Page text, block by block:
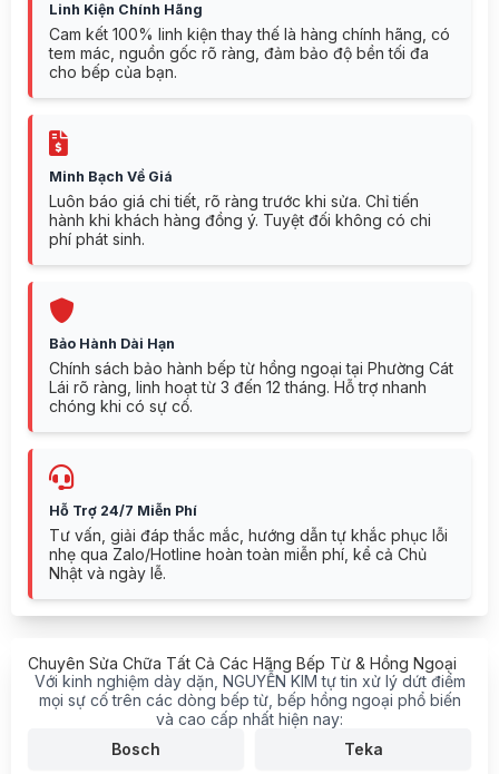
Linh Kiện Chính Hãng
Cam kết 100% linh kiện thay thế là hàng chính hãng, có
tem mác, nguồn gốc rõ ràng, đảm bảo độ bền tối đa
cho bếp của bạn.
Minh Bạch Về Giá
Luôn báo giá chi tiết, rõ ràng trước khi sửa. Chỉ tiến
hành khi khách hàng đồng ý. Tuyệt đối không có chi
phí phát sinh.
Bảo Hành Dài Hạn
Chính sách bảo hành bếp từ hồng ngoại tại Phường Cát
Lái rõ ràng, linh hoạt từ 3 đến 12 tháng. Hỗ trợ nhanh
chóng khi có sự cố.
Hỗ Trợ 24/7 Miễn Phí
Tư vấn, giải đáp thắc mắc, hướng dẫn tự khắc phục lỗi
nhẹ qua Zalo/Hotline hoàn toàn miễn phí, kể cả Chủ
Nhật và ngày lễ.
Chuyên Sửa Chữa Tất Cả Các Hãng Bếp Từ & Hồng Ngoại
Với kinh nghiệm dày dặn, NGUYỄN KIM tự tin xử lý dứt điểm
mọi sự cố trên các dòng bếp từ, bếp hồng ngoại phổ biến
và cao cấp nhất hiện nay:
Bosch
Teka